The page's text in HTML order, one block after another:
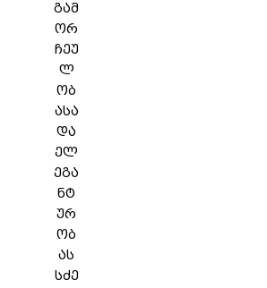
გამ
ორ
ჩეუ
ლ
ობ
ასა
და
ელ
ეგა
ნტ
ურ
ობ
ას
სძე